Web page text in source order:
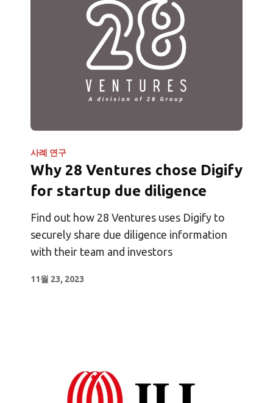
사례 연구
Why 28 Ventures chose Digify
for startup due diligence
Find out how 28 Ventures uses Digify to
securely share due diligence information
with their team and investors​
11월 23, 2023